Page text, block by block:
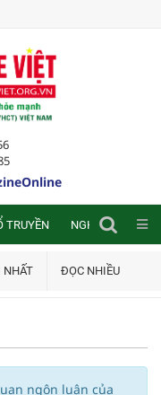
TRUYỀN NGHIÊN CỨU
NHẤT ĐỌC NHIỀU
ngôn luận của